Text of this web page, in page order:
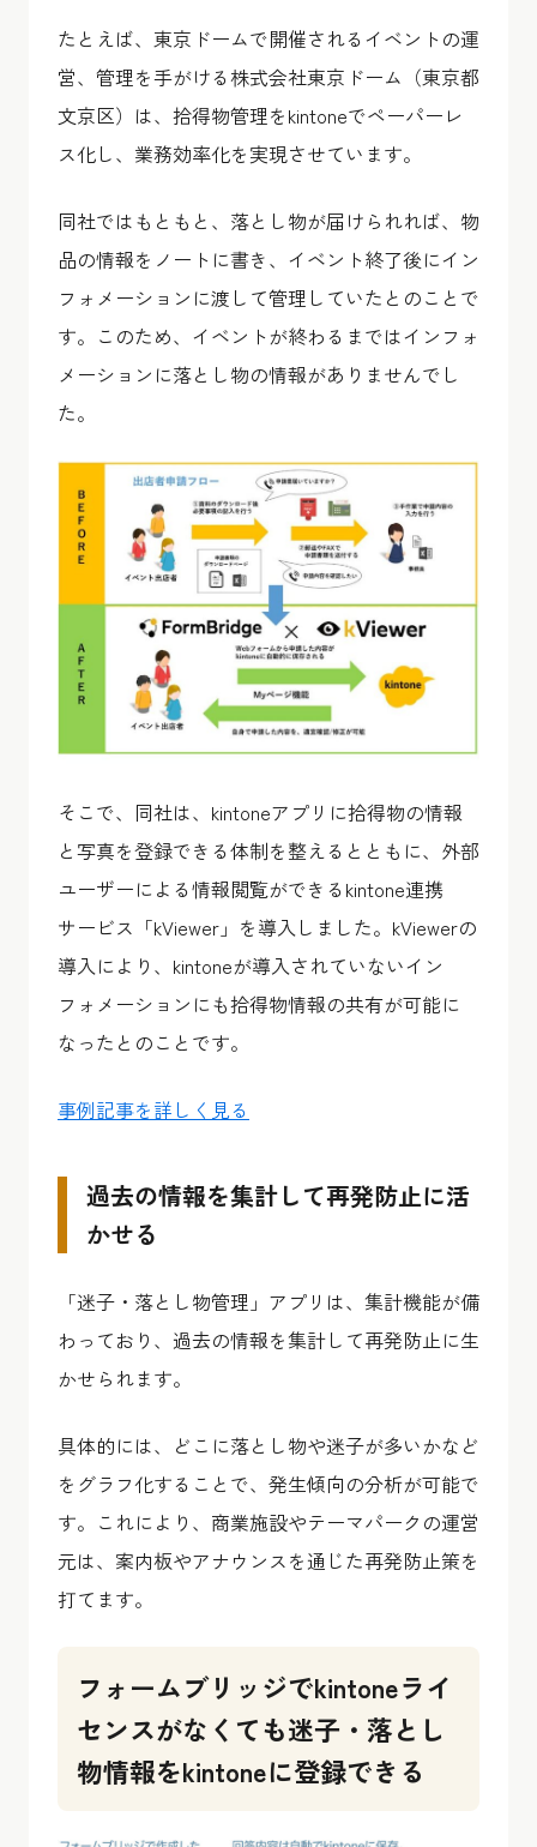
たとえば、東京ドームで開催されるイベントの運
営、管理を手がける株式会社東京ドーム（東京都
文京区）は、拾得物管理をkintoneでペーパーレ
ス化し、業務効率化を実現させています。
同社ではもともと、落とし物が届けられれば、物
品の情報をノートに書き、イベント終了後にイン
フォメーションに渡して管理していたとのことで
す。このため、イベントが終わるまではインフォ
メーションに落とし物の情報がありませんでし
た。
そこで、同社は、kintoneアプリに拾得物の情報
と写真を登録できる体制を整えるとともに、外部
ユーザーによる情報閲覧ができるkintone連携
サービス「kViewer」を導入しました。 kViewerの
導入により、kintoneが導入されていないイン
フォメーションにも拾得物情報の共有が可能に
なったとのことです。
事例記事を詳しく見る
過去の情報を集計して再発防止に活
かせる
「迷子・落とし物管理」アプリは、集計機能が備
わっており、過去の情報を集計して再発防止に生
かせられます。
具体的には、どこに落とし物や迷子が多いかなど
をグラフ化することで、発生傾向の分析が可能で
す。これにより、商業施設やテーマパークの運営
元は、案内板やアナウンスを通じた再発防止策を
打てます。
フォームブリッジでkintoneライ
センスがなくても迷子・落とし
物情報をkintoneに登録できる